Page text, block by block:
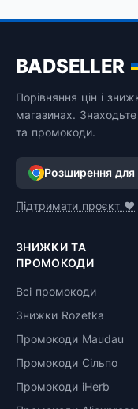
BADSELLER
Порівняння цін і
магазинах. Знаходьте
та промокоди.
Розширення
Підтримати проєкт ❤️
ЗНИЖКИ ТА
ПРОМОКОДИ
Всі промокоди
Знижки Rozetka
Промокоди Maudau
Промокоди Сільпо
Промокоди iHerb